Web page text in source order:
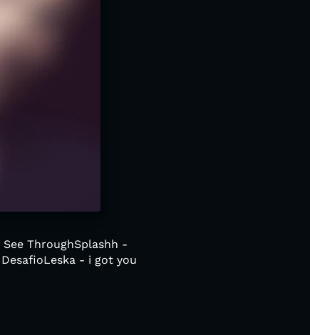
ThroughSplashh -
- i got you